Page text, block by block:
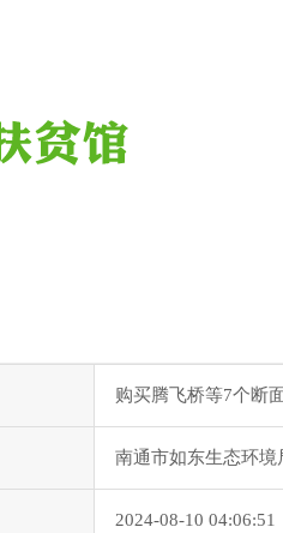
购买腾飞桥等7个断
南通市如东生态环境
2024-08-10 04:06:51